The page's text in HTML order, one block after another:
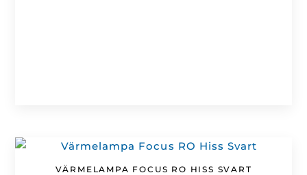
VÄRMELAMPA FOCUS RO HISS SVART